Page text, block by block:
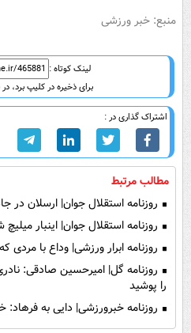
منبع: خبر ورزشی
لینک کوتاه :
برای ذخیره در کلیپ برد،
اشتراک گذاری در :
مطالب مرتبط
روزنامه استقلال جوان| ارسلان در
روزنامه استقلال جوان| اینبار
روزنامه ابرار ورزشی| وداع با
را پوشید
روزنامه خبرورزشی| دایی به